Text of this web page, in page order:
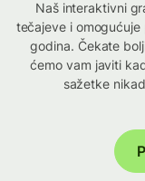
Naš interaktivni
tečajeve i
godina. Čekate
ćemo vam javiti
sažetke